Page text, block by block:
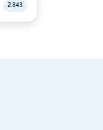
2.843